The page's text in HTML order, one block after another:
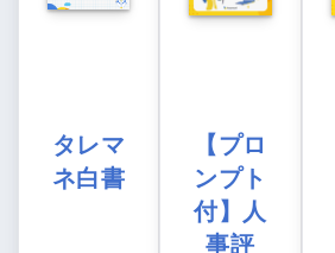
タレマ
ネ白書
【プロ
ンプト
付】人
事評